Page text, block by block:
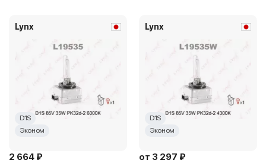
Lynx
D1S
Эконом
2 664 ₽
Lynx
D1S
Эконом
от 3 297 ₽